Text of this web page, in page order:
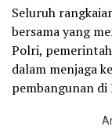
Seluruh
bersama yang
Polri,
dalam menjaga
pembangunan